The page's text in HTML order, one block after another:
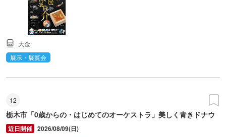
大金
展示・展覧会
12
栃木市「0歳からの・はじめてのオーケストラ」美しく青きドナウ
2026/08/09(日)